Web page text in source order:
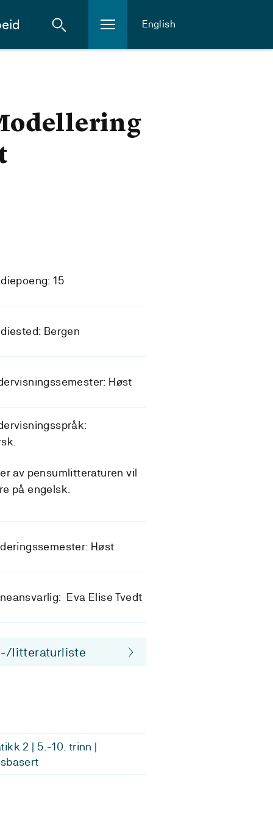
English
15
Bergen
Høst
av pensumlitteraturen vil
på engelsk.
Høst
Eva Elise Tvedt
litteraturliste
2 | 5.-10. trinn |